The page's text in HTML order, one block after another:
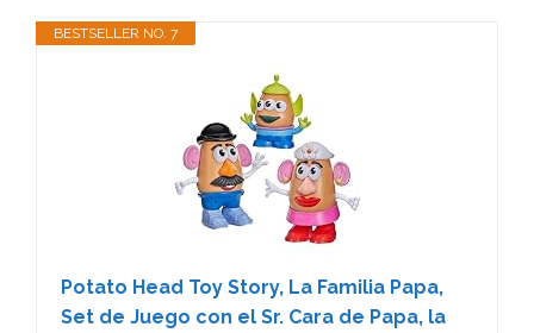
BESTSELLER NO. 7
Potato Head Toy Story, La Familia Papa,
Set de Juego con el Sr. Cara de Papa, la